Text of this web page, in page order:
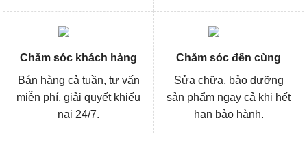
Chăm sóc khách hàng
Bán hàng cả tuần, tư vấn
miễn phí, giải quyết khiếu
nại 24/7.
Chăm sóc đến cùng
Sửa chữa, bảo dưỡng
sản phẩm ngay cả khi hết
hạn bảo hành.